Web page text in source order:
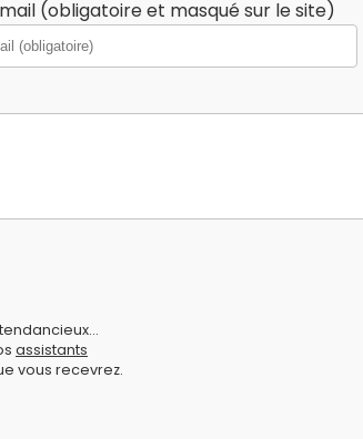
(obligatoire et masqué sur le site)
assistants
vous recevrez.